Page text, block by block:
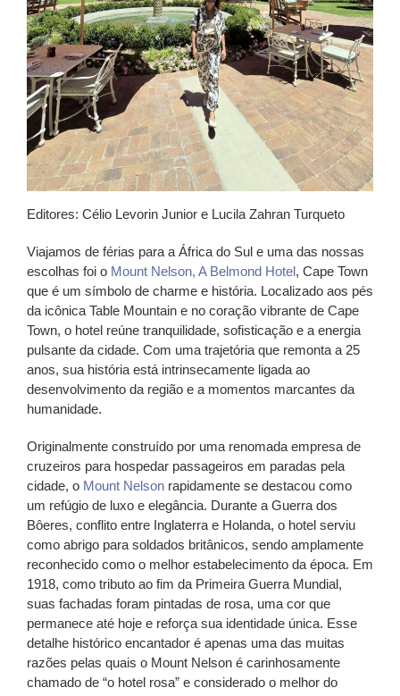
Editores: Célio Levorin Junior e Lucila Zahran Turqueto
Viajamos de férias para a África do Sul e uma das nossas
escolhas foi o Mount Nelson, A Belmond Hotel, Cape Town
que é um símbolo de charme e história. Localizado aos pés
da icônica Table Mountain e no coração vibrante de Cape
Town, o hotel reúne tranquilidade, sofisticação e a energia
pulsante da cidade. Com uma trajetória que remonta a 25
anos, sua história está intrinsecamente ligada ao
desenvolvimento da região e a momentos marcantes da
humanidade.
Originalmente construído por uma renomada empresa de
cruzeiros para hospedar passageiros em paradas pela
cidade, o Mount Nelson rapidamente se destacou como
um refúgio de luxo e elegância. Durante a Guerra dos
Bôeres, conflito entre Inglaterra e Holanda, o hotel serviu
como abrigo para soldados britânicos, sendo amplamente
reconhecido como o melhor estabelecimento da época. Em
1918, como tributo ao fim da Primeira Guerra Mundial,
suas fachadas foram pintadas de rosa, uma cor que
permanece até hoje e reforça sua identidade única. Esse
detalhe histórico encantador é apenas uma das muitas
razões pelas quais o Mount Nelson é carinhosamente
chamado de “o hotel rosa” e considerado o melhor do